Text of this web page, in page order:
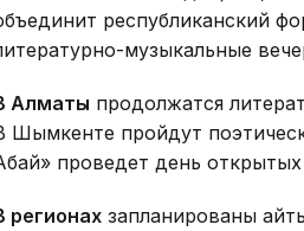
республиканский
музыкальные
Алматы продолжатся
Шымкенте пройдут
проведет день
регионах запланированы